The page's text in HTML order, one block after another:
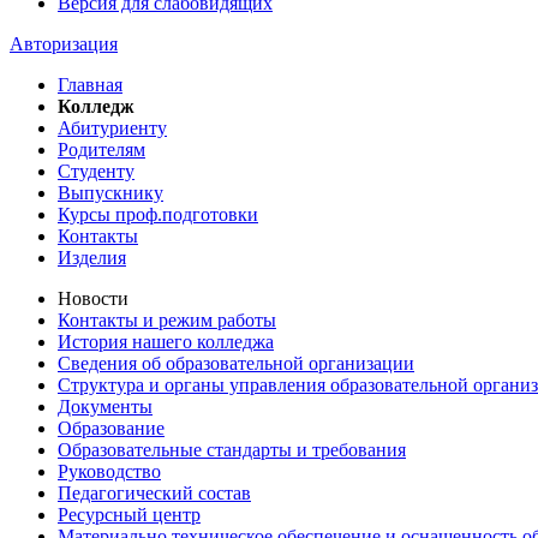
Авторизация
Главная
Колледж
Абитуриенту
Родителям
Студенту
Выпускнику
Курсы проф.подготовки
Контакты
Изделия
Новости
Контакты и режим работы
История нашего колледжа
Сведения об образовательной организации
Структура и органы управления образовательной
Документы
Образование
Образовательные стандарты и требования
Руководство
Педагогический состав
Ресурсный центр